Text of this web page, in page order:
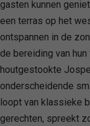
gasten kunnen
een terras op het
ontspannen in de
de bereiding van
houtgestookte
onderscheidende
loopt van klassieke
gerechten, spreekt